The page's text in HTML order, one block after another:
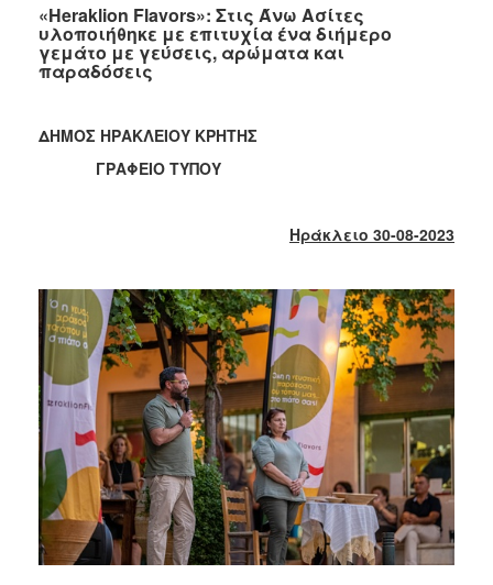
2022
2021
2019
2018
2013
2012
2011
2010
2006
ΤΟΠΟΣ
«Heraklion Flavors»: Στις Άνω Ασίτες
υλοποιήθηκε με επιτυχία ένα διήμερο
γεμάτο με γεύσεις, αρώματα και
παραδόσεις
ΔΗΜΟΣ ΗΡΑΚΛΕΙΟΥ ΚΡΗΤΗΣ
ΓΡΑΦΕΙΟ ΤΥΠΟΥ
Ηράκλειο 30-08-2023